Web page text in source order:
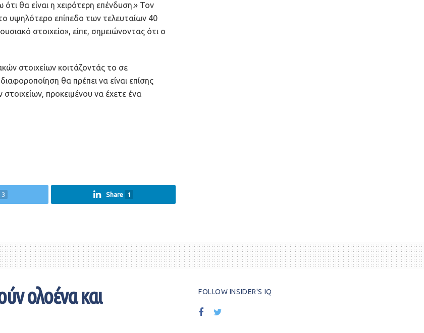
θα είναι η χειρότερη επένδυση.» Τον
υψηλότερο επίπεδο των τελευταίων 40
στοιχείο», είπε, σημειώνοντας ότι ο
στοιχείων κοιτάζοντάς το σε
θα πρέπει να είναι επίσης
προκειμένου να έχετε ένα
3 Share 1
ολοένα και
FOLLOW INSIDER'S IQ